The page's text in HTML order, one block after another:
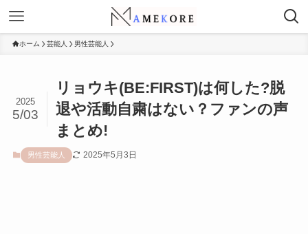
ホーム 芸能人 男性芸能人
リョウキ(BE:FIRST)は何した?脱
退や活動自粛はない？ファンの声
まとめ!
2025
5/03
男性芸能人 2025年5月3日